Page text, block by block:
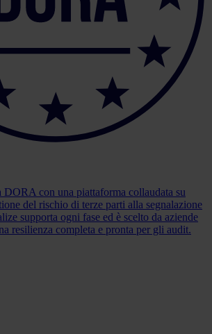
DORA con una piattaforma collaudata su
del rischio di terze parti alla segnalazione
supporta ogni fase ed è scelto da aziende
resilienza completa e pronta per gli audit.